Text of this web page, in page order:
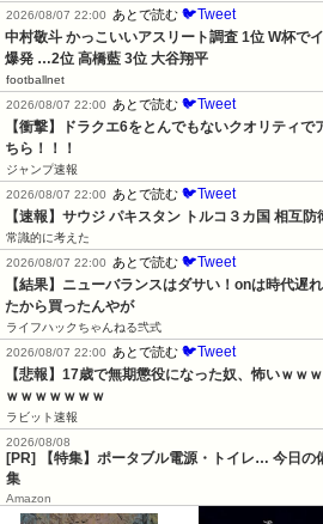
2026/08/07 22:00
あとで読む 🐦Tweet
中村敬斗 かっこいいアスリート調査 1位 W杯で
爆発 …2位 高橋藍 3位 大谷翔平
footballnet
2026/08/07 22:00
あとで読む 🐦Tweet
【衝撃】ドラクエ6をとんでもないクオリティ
ちら！！！
ジャンプ速報
2026/08/07 22:00
あとで読む 🐦Tweet
【速報】サウジ パキスタン トルコ３カ国 相互防
常識的に考えた
2026/08/07 22:00
あとで読む 🐦Tweet
【結果】ニューバランスはダサい！onは時代遅
たから買ったんやが
ライフハックちゃんねる弐式
2026/08/07 22:00
あとで読む 🐦Tweet
【悲報】17歳で無期懲役になった奴、怖いｗｗ
ｗｗｗｗｗｗｗ
ラビット速報
2026/08/08
[PR] 【特集】ポータブル電源・トイレ… 今日の
集
Amazon